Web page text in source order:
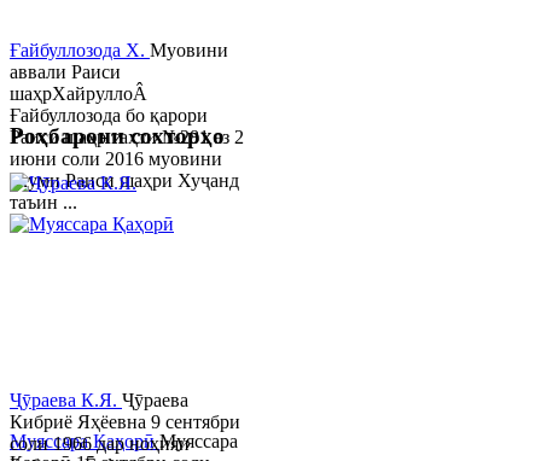
Ғайбуллозода Х. Муовини
аввали Раиси
шаҳрХайруллоÂ
Ғайбуллозода бо қарори
Раиси шаҳр таҳти №281 аз 2
июни соли 2016 муовини
якуми Раиси шаҳри Хуҷанд
таъин ...
Муяссара ҚаҳорӣМуяссара
Роҳбарони сохторҳо
Ҷӯраева К.Я. Ҷӯраева
Кибриё Яҳёевна 9 сентябри
соли 1966 дар ноҳияи